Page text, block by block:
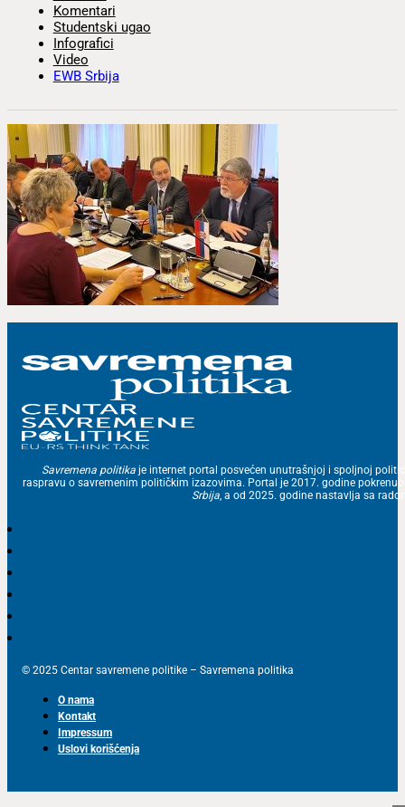
Komentari
Studentski ugao
Infografici
Video
EWB Srbija
Savremena politika je internet portal posvećen unutrašnjoj i spoljnoj
raspravu o savremenim političkim izazovima. Portal je 2017. godine
Srbija, a od 2025. godine nastavlja sa
© 2025 Centar savremene politike – Savremena politika
O nama
Kontakt
Impressum
Uslovi korišćenja